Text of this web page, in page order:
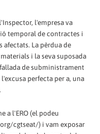
l'empresa va
temporal de contractes i
La pèrdua de
i la seva suposada
de subministrament
perfecta per a, una
a l'ERO (el podeu
cgtseat/) i vam exposar